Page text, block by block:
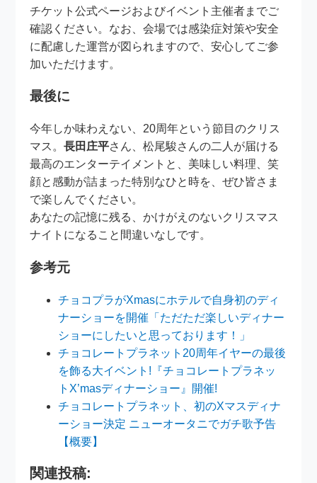
チケット公式ページおよびイベント主催者までご
確認ください。なお、会場では感染症対策や安全
に配慮した運営が図られますので、安心してご参
加いただけます。
最後に
今年しか味わえない、20周年という節目のクリス
マス。長田庄平さん、松尾駿さんの二人が届ける
最高のエンターテイメントと、美味しい料理、笑
顔と感動が詰まった特別なひと時を、ぜひ皆さま
で楽しんでください。
あなたの記憶に残る、かけがえのないクリスマス
ナイトになること間違いなしです。
参考元
チョコプラがXmasにホテルで自身初のディ
ナーショーを開催「ただただ楽しいディナー
ショーにしたいと思っております！」
チョコレートプラネット20周年イヤーの最後
を飾る大イベント!『チョコレートプラネッ
トX’masディナーショー』開催!
チョコレートプラネット、初のXマスディナ
ーショー決定 ニューオータニでガチ歌予告
【概要】
関連投稿: